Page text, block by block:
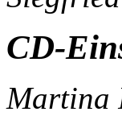
CD-
Martina